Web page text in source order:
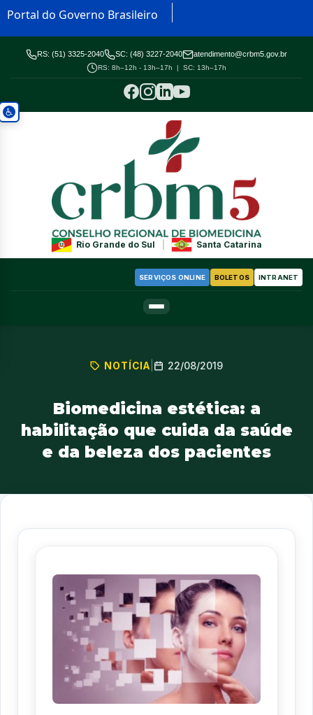
Portal do Governo Brasileiro
RS: (51) 3325-2040 SC: (48) 3227-2040 atendimento@crbm5.gov.br
RS: 8h–12h - 13h–17h | SC: 13h–17h
Rio Grande do Sul Santa Catarina
SERVIÇOS ONLINE BOLETOS INTRANET
NOTÍCIA 22/08/2019
Biomedicina estética: a
habilitação que cuida da saúde
e da beleza dos pacientes